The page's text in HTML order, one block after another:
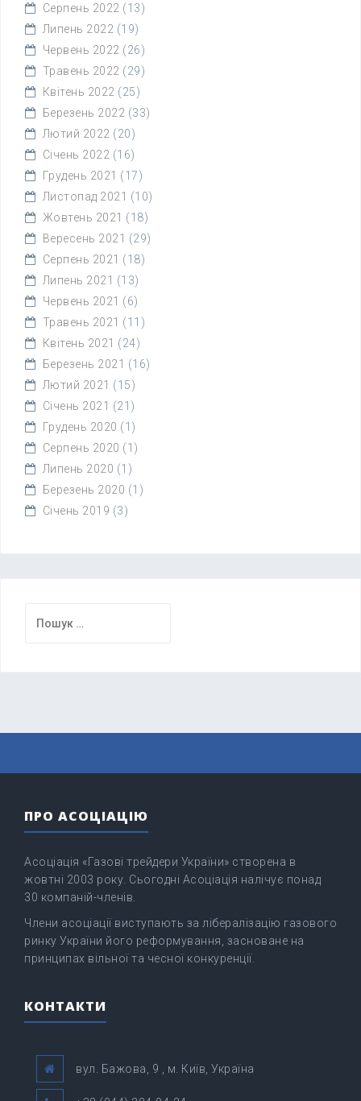
Серпень 2022 (13)
Липень 2022 (19)
Червень 2022 (26)
Травень 2022 (29)
Квітень 2022 (25)
Березень 2022 (33)
Лютий 2022 (20)
Січень 2022 (16)
Грудень 2021 (17)
Листопад 2021 (10)
Жовтень 2021 (18)
Вересень 2021 (29)
Серпень 2021 (18)
Липень 2021 (13)
Червень 2021 (6)
Травень 2021 (11)
Квітень 2021 (24)
Березень 2021 (16)
Лютий 2021 (15)
Січень 2021 (21)
Грудень 2020 (1)
Серпень 2020 (1)
Липень 2020 (1)
Березень 2020 (1)
Січень 2019 (3)
ПРО АСОЦІАЦІЮ
Асоціація «Газові трейдери України» створена в
жовтні 2003 року. Сьогодні Асоціація налічує понад
30 компаній-членів.
Члени асоціації виступають за лібералізацію газового
ринку України його реформування, засноване на
принципах вільної та чесної конкуренції.
КОНТАКТИ
вул. Бажова, 9 , м. Київ, Україна